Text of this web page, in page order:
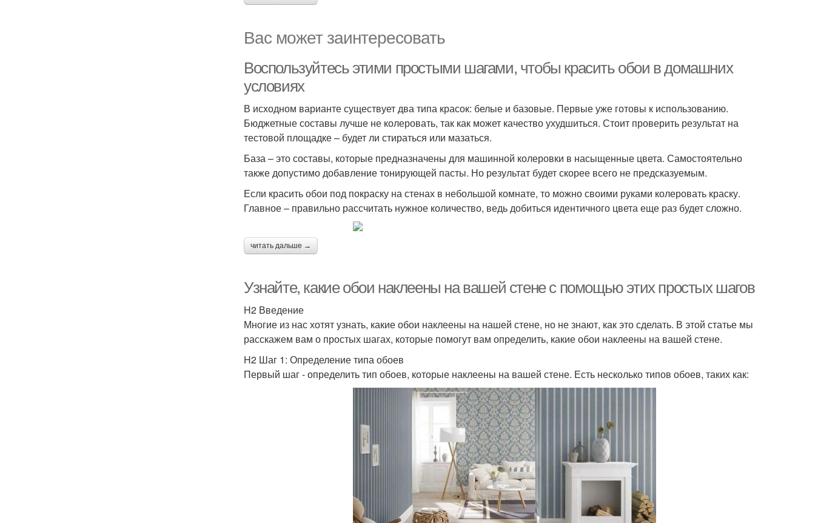
Вас может заинтересовать
Воспользуйтесь этими простыми шагами, чтобы красить обои в домашних
условиях
В исходном варианте существует два типа красок: белые и базовые. Первые уже готовы к использованию.
Бюджетные составы лучше не колеровать, так как может качество ухудшиться. Стоит проверить результат на
тестовой площадке – будет ли стираться или мазаться.
База – это составы, которые предназначены для машинной колеровки в насыщенные цвета. Самостоятельно
также допустимо добавление тонирующей пасты. Но результат будет скорее всего не предсказуемым.
Если красить обои под покраску на стенах в небольшой комнате, то можно своими руками колеровать краску.
Главное – правильно рассчитать нужное количество, ведь добиться идентичного цвета еще раз будет сложно.
читать дальше →
Узнайте, какие обои наклеены на вашей стене с помощью этих простых шагов
H2 Введение
Многие из нас хотят узнать, какие обои наклеены на нашей стене, но не знают, как это сделать. В этой статье мы
расскажем вам о простых шагах, которые помогут вам определить, какие обои наклеены на вашей стене.
H2 Шаг 1: Определение типа обоев
Первый шаг - определить тип обоев, которые наклеены на вашей стене. Есть несколько типов обоев, таких как: